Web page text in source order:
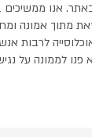
אנו
מתוך אמונה
לרבות
לממונה על